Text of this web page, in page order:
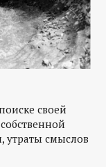
своей
утраты смыслов